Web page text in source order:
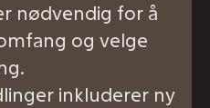
nødvendig for å
og velge
inkluderer ny